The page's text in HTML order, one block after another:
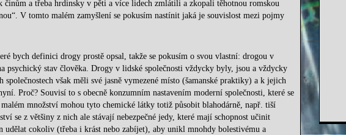
a třeba hrdinsky v pěti a více lidech zmlátili a zkopali těhotnou romskou
V tomto malém zamyšlení se pokusím nastínit jaká je souvislost mezi pojmy
bych definici drogy prostě opsal, takže se pokusím o svou vlastní: drogou v
psychický stav člověka. Drogy v lidské společnosti vždycky byly, jsou a vždycky
však měli své jasně vymezené místo (šamanské praktiky) a k jejich
Proč? Souvisí to s obecně konzumním nastavením moderní společnosti, které se
množství mohou tyto chemické látky totiž působit blahodárně, např. tiší
se z většiny z nich ale stávají nebezpečné jedy, které mají schopnost učinit
udělat cokoliv (třeba i krást nebo zabíjet), aby unikl mnohdy bolestivému a